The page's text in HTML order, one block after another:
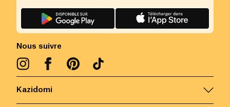
Kazidomi
Nous suivre